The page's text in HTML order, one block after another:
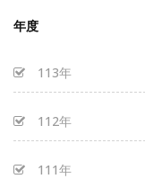
年度
113年
112年
111年